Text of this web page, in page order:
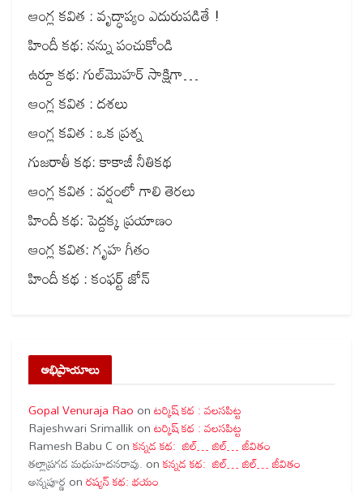
ఆంగ్ల కవిత : వృద్ధాప్యం ఎదురుపడితే !
హిందీ కథ: నన్ను పంచుకోండి
ఉర్దూ కథ: గుల్‌మొహర్ సాక్షిగా…
ఆంగ్ల కవిత : దశలు
ఆంగ్ల కవిత : ఒక ప్రశ్న
గుజరాతీ కథ: కాకాజీ నీతికథ
ఆంగ్ల కవిత : వర్షంలో గాలి తెరలు
హిందీ కథ: పెద్దక్క ప్రయాణం
ఆంగ్ల కవిత: గృహ గీతం
హిందీ కథ : కంఫర్ట్ జోన్
అభిప్రాయాలు
Gopal Venuraja Rao onటర్కిష్ కథ : వలసపిట్ట
Rajeshwari Srimallik onటర్కిష్ కథ : వలసపిట్ట
Ramesh Babu C onకన్నడ కథ: జిల్… జిల్… జీవితం
తల్లాప్రగడ మధుసూదనరావు. onకన్నడ కథ: జిల్… జిల్… జీవితం
అన్నపూర్ణ onరష్యన్ కథ: భయం